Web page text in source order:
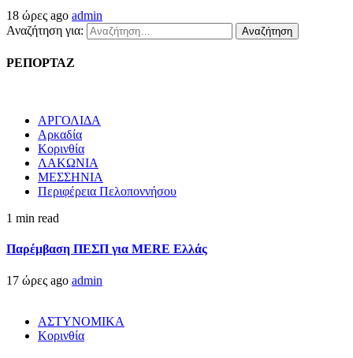
18 ώρες ago admin
Αναζήτηση για:
ΡΕΠΟΡΤΑΖ
ΑΡΓΟΛΙΔΑ
Αρκαδία
Κορινθία
ΛΑΚΩΝΙΑ
ΜΕΣΣΗΝΙΑ
Περιφέρεια Πελοποννήσου
1 min read
Παρέμβαση ΠΕΣΠ για MERE Ελλάς
17 ώρες ago admin
ΑΣΤΥΝΟΜΙΚΑ
Κορινθία